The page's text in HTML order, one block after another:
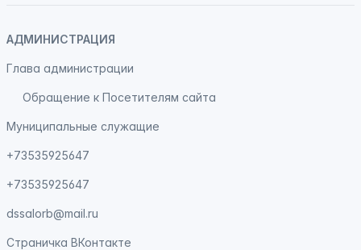
АДМИНИСТРАЦИЯ
Глава администрации
Обращение к Посетителям сайта
Муниципальные служащие
+73535925647
+73535925647
dssalorb@mail.ru
Страничка ВКонтакте